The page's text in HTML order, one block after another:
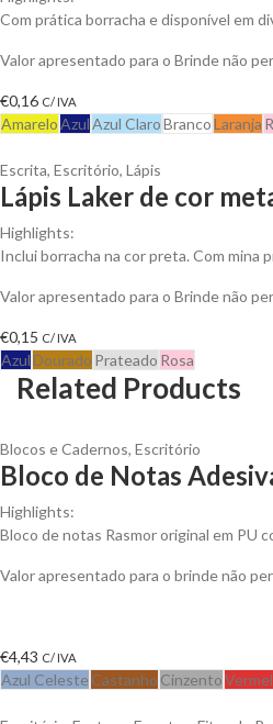
Com prática borracha e disponível em
Valor apresentado para o Brinde não
€0,16 C/ IVA
AmareloAzulAzul ClaroBrancoLaranja
Escrita, Escritório, Lápis
Lápis Laker de cor
Highlights:
Inclui borracha na cor preta. Com mina
Valor apresentado para o Brinde não
€0,15 C/ IVA
Azul Dourado Prateado Rosa
Related Products
Blocos e Cadernos, Escritório
Bloco de Notas
Highlights:
Bloco de notas Rasmor original em PU
Valor apresentado para o brinde não
€4,43 C/ IVA
Azul Celeste Castanho Cinzento